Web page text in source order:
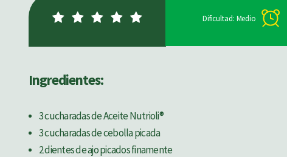
Dificultad: Medio
Ingredientes:
3 cucharadas de Aceite Nutrioli®
3 cucharadas de cebolla picada
2 dientes de ajo picados finamente